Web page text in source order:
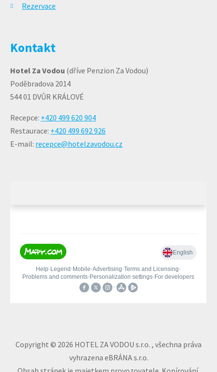
Rezervace
Kontakt
Hotel Za Vodou (dříve Penzion Za Vodou)
Poděbradova 2014
544 01 DVŮR KRÁLOVÉ
Recepce: +420 499 620 904
Restaurace: +420 499 692 926
E-mail: recepce@hotelzavodou.cz
Copyright © 2026 HOTEL ZA VODOU s.r.o. , všechna práva
vyhrazena eBRÁNA s.r.o.